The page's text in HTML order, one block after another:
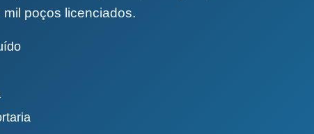
poços licenciados.